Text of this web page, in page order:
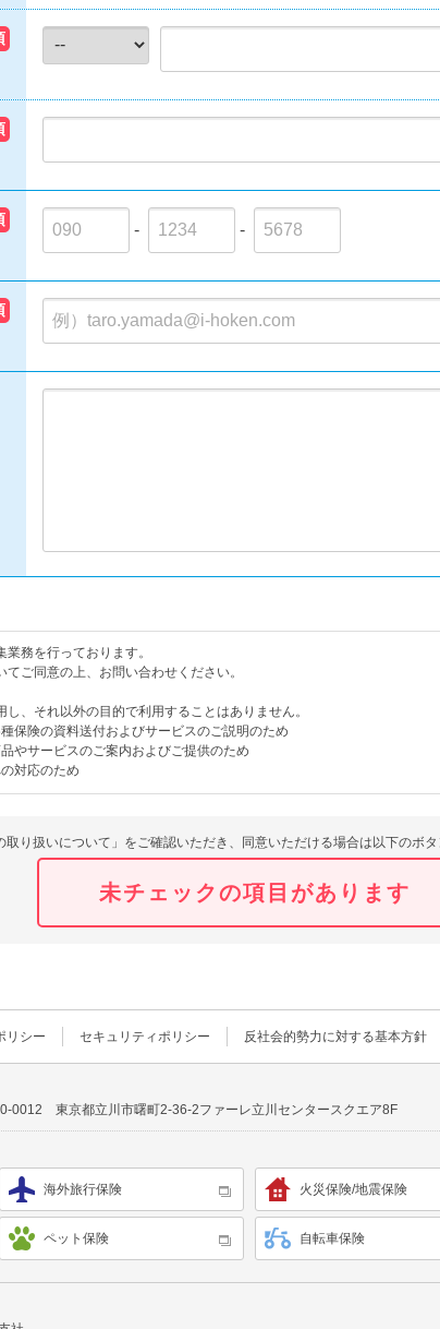
- -
務を行っております。
ご同意の上、お問い合わせください。
、それ以外の目的で利用することはありません。
保険の資料送付およびサービスのご説明のため
やサービスのご案内およびご提供のため
対応のため
要がある場合であって、ご本人の同意を得ることが困難である場合
対応が困難な場合に、ご希望の保険サービスをご案内するため、氏名、
、その都度、事前にご連絡いたします。
入力いただけない場合は、資料請求またはお問い合わせを受け付けるこ
望にお応えできない場合があります。
通知、個人情報の開示、訂正、項目の追加または削除、消去、利用停止
合の上、法令に基づき適切かつ速やかに対応させていただきます。
対応窓口
ァーレ立川センタースクエア8F
ジャー
取り扱いについて」をご確認いただき、同意いただける場合は以下のボタ
未チェックの項目があります
リシー セキュリティポリシー 反社会的勢力に対する基本方針
0012 東京都立川市曙町2-36-2ファーレ立川センタースクエア8F
海外旅行保険 火災保険/地震保険
ペット保険 自転車保険